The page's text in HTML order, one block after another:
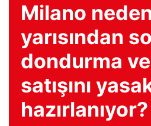
Milano
yarısından
dondurma
satışını
hazırlanıyor?